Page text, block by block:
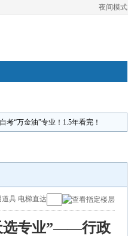
夜间模式
考“万金油”专业！1.5年看完！
道具 电梯直达
选专业”——行政